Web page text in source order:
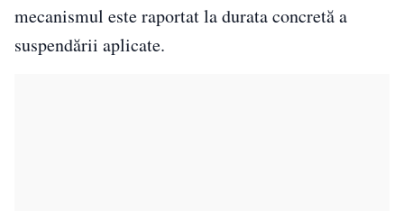
mecanismul este raportat la durata concretă a
suspendării aplicate.